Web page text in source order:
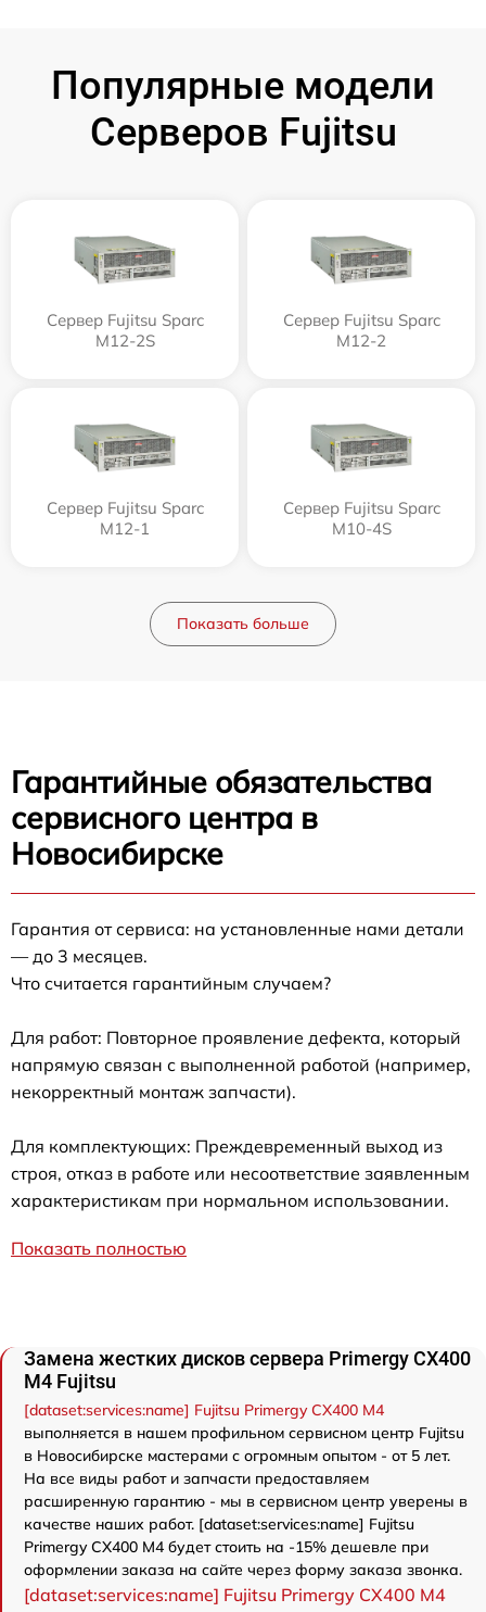
Популярные модели
Серверов Fujitsu
Сервер Fujitsu Sparc
M12-2S
Сервер Fujitsu Sparc
M12-2
Сервер Fujitsu Sparc
M12-1
Сервер Fujitsu Sparc
M10-4S
Показать больше
Гарантийные обязательства
сервисного центра в
Новосибирске
Гарантия от сервиса: на установленные нами детали
— до 3 месяцев.
Что считается гарантийным случаем?
Для работ: Повторное проявление дефекта, который
напрямую связан с выполненной работой (например,
некорректный монтаж запчасти).
Для комплектующих: Преждевременный выход из
строя, отказ в работе или несоответствие заявленным
характеристикам при нормальном использовании.
Показать полностью
Замена жестких дисков сервера Primergy CX400
M4 Fujitsu
[dataset:services:name] Fujitsu Primergy CX400 M4
выполняется в нашем профильном сервисном центр Fujitsu
в Новосибирске мастерами с огромным опытом - от 5 лет.
На все виды работ и запчасти предоставляем
расширенную гарантию - мы в сервисном центр уверены в
качестве наших работ. [dataset:services:name] Fujitsu
Primergy CX400 M4 будет стоить на -15% дешевле при
оформлении заказа на сайте через форму заказа звонка.
[dataset:services:name] Fujitsu Primergy CX400 M4